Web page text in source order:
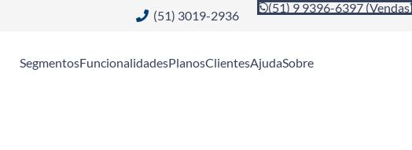
(51) 3019-2936
(51) 9 9396-6397 (Vendas)
SegmentosFuncionalidadesPlanosClientesAjudaSobre